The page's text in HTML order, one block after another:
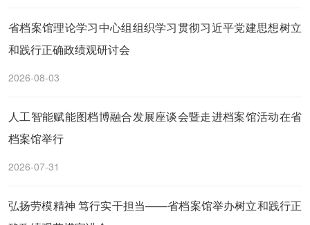
省档案馆理论学习中心组组织学习贯彻习近平党建思想树立
和践行正确政绩观研讨会
2026-08-03
人工智能赋能图档博融合发展座谈会暨走进档案馆活动在省
档案馆举行
2026-07-31
弘扬劳模精神 笃行实干担当——省档案馆举办树立和践行正